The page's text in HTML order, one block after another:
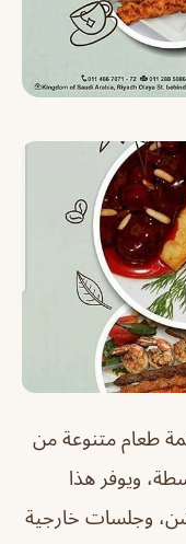
طعام متنوعة من
ويوفر هذا
وجلسات خارجية